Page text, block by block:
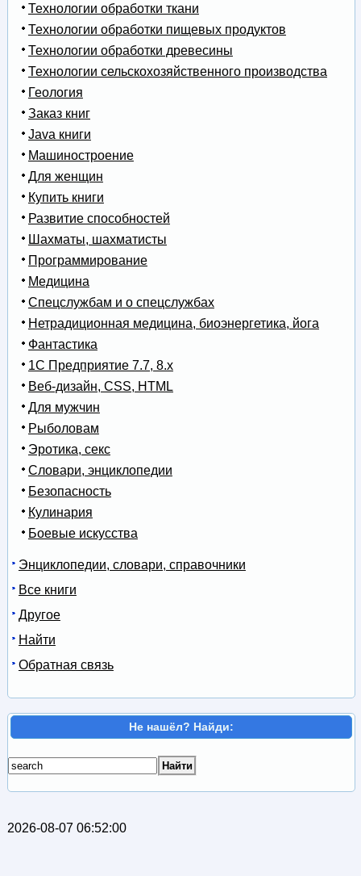
Технологии обработки ткани
Технологии обработки пищевых продуктов
Технологии обработки древесины
Технологии сельскохозяйственного производства
Геология
Заказ книг
Java книги
Машиностроение
Для женщин
Купить книги
Развитие способностей
Шахматы, шахматисты
Программирование
Медицина
Спецслужбам и о спецслужбах
Нетрадиционная медицина, биоэнергетика, йога
Фантастика
1С Предприятие 7.7, 8.x
Веб-дизайн, CSS, HTML
Для мужчин
Рыболовам
Эротика, секс
Словари, энциклопедии
Безопасность
Кулинария
Боевые искусства
Энциклопедии, словари, справочники
Все книги
Другое
Найти
Обратная связь
Не нашёл? Найди:
2026-08-07 06:52:00